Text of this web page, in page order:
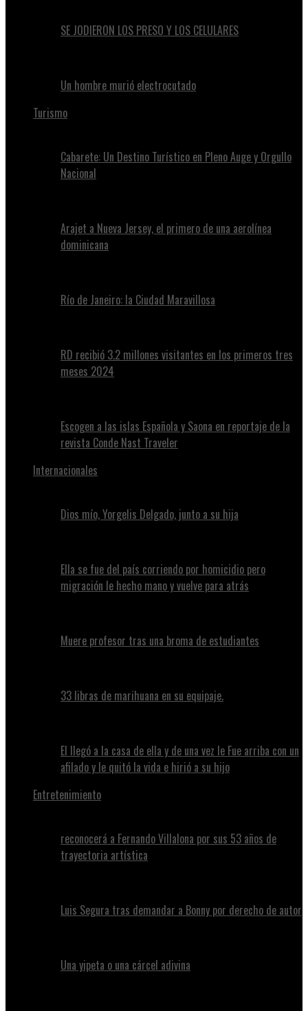
SE JODIERON LOS PRESO Y LOS CELULARES
Un hombre murió electrocutado
Turismo
Cabarete: Un Destino Turístico en Pleno Auge y Orgullo
Nacional
Arajet a Nueva Jersey, el primero de una aerolínea
dominicana
Río de Janeiro: la Ciudad Maravillosa
RD recibió 3.2 millones visitantes en los primeros tres
meses 2024
Escogen a las islas Española y Saona en reportaje de la
revista Conde Nast Traveler
Internacionales
Dios mío, Yorgelis Delgado, junto a su hija
Ella se fue del país corriendo por homicidio pero
migración le hecho mano y vuelve para atrás
Muere profesor tras una broma de estudiantes
33 libras de marihuana en su equipaje.
El llegó a la casa de ella y de una vez le Fue arriba con un
afilado y le quitó la vida e hirió a su hijo
Entretenimiento
reconocerá a Fernando Villalona por sus 53 años de
trayectoria artística
Luis Segura tras demandar a Bonny por derecho de autor
Una yipeta o una cárcel adivina